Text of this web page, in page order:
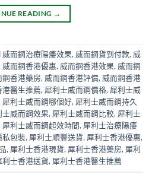
READING →
威而鋼治療陽痿效果, 威而鋼貨到付款, 威
威而鋼香港優惠, 威而鋼香港效果, 威而鋼
鋼香港藥房, 威而鋼香港評價, 威而鋼香港
港醫生推薦, 犀利士威而鋼價格, 犀利士威
犀利士威而鋼哪個好, 犀利士威而鋼持久
士威而鋼效果, 犀利士威而鋼比較, 犀利士
犀利士威而鋼起效時間, 犀利士治療陽痿
私包裝, 犀利士順豐送貨, 犀利士香港優惠,
, 犀利士香港現貨, 犀利士香港藥房, 犀利
利士香港送貨, 犀利士香港醫生推薦